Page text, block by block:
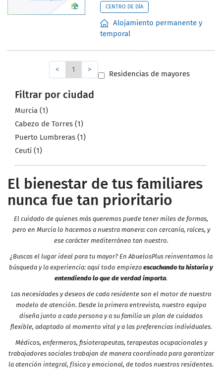
CENTRO DE DÍA
Alojamiento permanente y
temporal
< 1 > Residencias de mayores
Filtrar por ciudad
Murcia (1)
Cabezo de Torres (1)
Puerto Lumbreras (1)
Ceutí (1)
El bienestar de tus familiares
nunca fue tan prioritario
El cuidado de quienes más queremos puede tener miles de formas,
pero en Murcia lo hacemos a nuestra manera: con cercanía, raíces, y
ese carácter mediterráneo tan nuestro.
¿Buscas el lugar ideal para tu mayor? En AbuelosPlus reinventamos la
búsqueda y la experiencia: aquí todo empieza escuchando tu historia y
entendiendo lo que de verdad importa.
Las necesidades y deseos de cada residente son el motor de nuestro
modelo de atención. Desde la primera entrevista, nuestro equipo
diseña junto a cada persona y a su familia un plan de cuidados
flexible, adaptado al momento vital y a las preferencias individuales.
Médicos, enfermeros, fisioterapeutas, terapeutas ocupacionales y
trabajadores sociales trabajan de manera coordinada para garantizar
la atención integral, física y emocional, de todos nuestros residentes.